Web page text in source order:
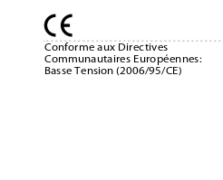
Conforme aux Directives
Communautaires Européennes:
Basse Tension (2006/95/CE)